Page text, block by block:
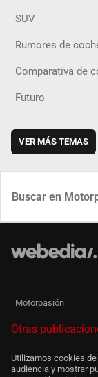
SUV
Rumores de
Comparativa de
Futuro
VER MÁS TEMAS
Motorpasión
Otras
Utilizamos cookies
audiencia y mostrar